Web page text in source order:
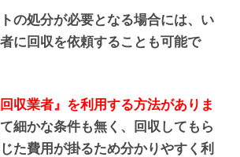
の処分が必要となる場合には、い
に回収を依頼することも可能で
回収業者』を利用する方法がありま
細かな条件も無く、回収してもら
た費用が掛るため分かりやすく利